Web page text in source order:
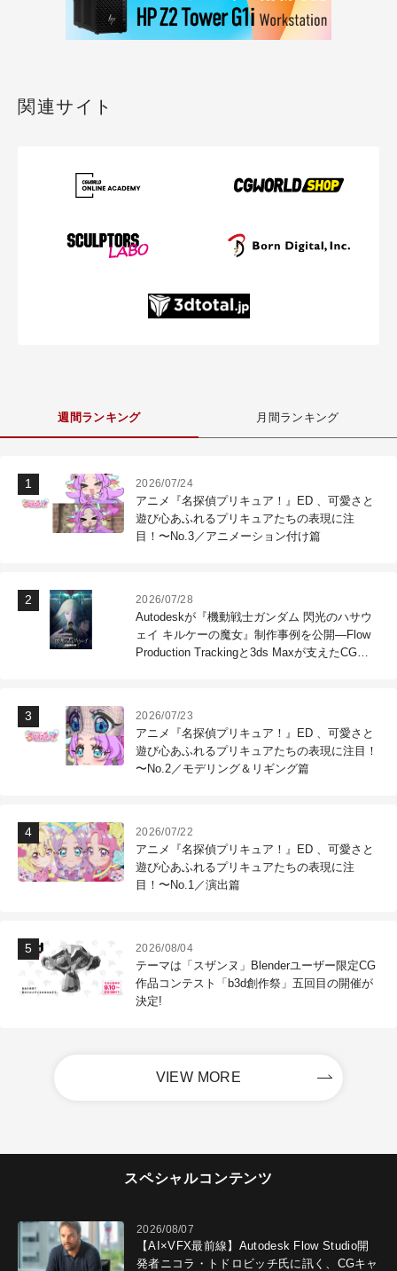
関連サイト
週間ランキング 月間ランキング
2026/07/24
アニメ『名探偵プリキュア！』ED 、可愛さと
遊び心あふれるプリキュアたちの表現に注
目！〜No.3／アニメーション付け篇
2026/07/28
Autodeskが『機動戦士ガンダム 閃光のハサウ
ェイ キルケーの魔女』制作事例を公開―Flow
Production Trackingと3ds Maxが支えたCG制
2026/07/23
アニメ『名探偵プリキュア！』ED 、可愛さと
遊び心あふれるプリキュアたちの表現に注目！
〜No.2／モデリング＆リギング篇
2026/07/22
アニメ『名探偵プリキュア！』ED 、可愛さと
遊び心あふれるプリキュアたちの表現に注
目！〜No.1／演出篇
2026/08/04
テーマは「スザンヌ」Blenderユーザー限定CG
作品コンテスト「b3d創作祭」五回目の開催が
決定!
VIEW MORE
スペシャルコンテンツ
2026/08/07
【AI×VFX最前線】Autodesk Flow Studio開
発者ニコラ・トドロビッチ氏に訊く、CGキャ